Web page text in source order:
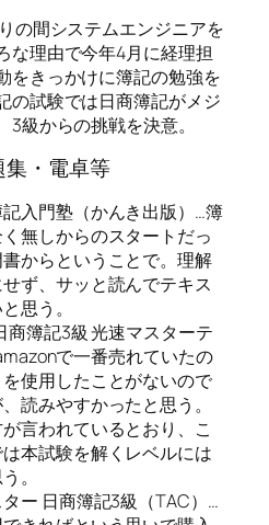
の間システムエンジニアを
な理由で今年4月に経理担
をきっかけに簿記の勉強を
の試験では日商簿記がメジ
級からの挑戦を決意。
・電卓等
入門塾（かんき出版）…簿
無しからのスタートだっ
からということで。理解
ず、サッと読んでテキス
思う。
商簿記3級 光速マスターテ
で一番売れていたの
使用したことがないので
読みやすかったと思う。
言われているとおり、こ
本試験を解くレベルには
。
ー 日商簿記3級（TAC）…